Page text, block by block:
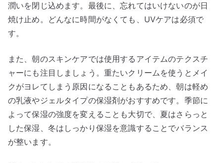
潤いを閉じ込めます。最後に、忘れてはいけないのが日
焼け止め。どんなに時間がなくても、UVケアは必須で
す。
また、朝のスキンケアでは使用するアイテムのテクスチ
ャーにも注目しましょう。重たいクリームを使うとメイ
クがヨレてしまう原因になることもあるため、朝は軽め
の乳液やジェルタイプの保湿剤がおすすめです。季節に
よって保湿の強度を変えることも大切で、夏はさらっと
した保湿、冬はしっかり保湿を意識することでバランス
が整います。